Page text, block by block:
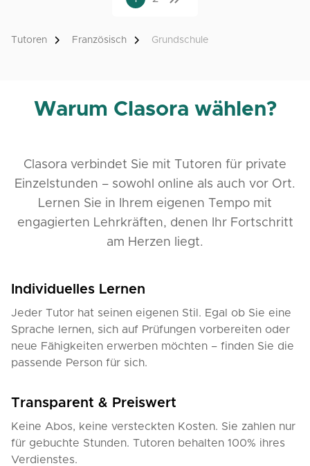
Tutoren Französisch Grundschule
Warum Clasora wählen?
Clasora verbindet Sie mit Tutoren für private
Einzelstunden – sowohl online als auch vor Ort.
Lernen Sie in Ihrem eigenen Tempo mit
engagierten Lehrkräften, denen Ihr Fortschritt
am Herzen liegt.
Individuelles Lernen
Jeder Tutor hat seinen eigenen Stil. Egal ob Sie eine
Sprache lernen, sich auf Prüfungen vorbereiten oder
neue Fähigkeiten erwerben möchten – finden Sie die
passende Person für sich.
Transparent & Preiswert
Keine Abos, keine versteckten Kosten. Sie zahlen nur
für gebuchte Stunden. Tutoren behalten 100% ihres
Verdienstes.